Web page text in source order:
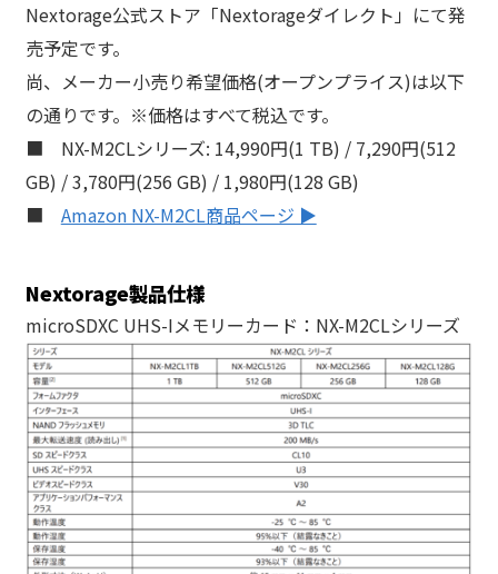
Nextorage公式ストア「Nextorageダイレクト」にて発
売予定です。
尚、メーカー小売り希望価格(オープンプライス)は以下
の通りです。※価格はすべて税込です。
■ NX-M2CLシリーズ: 14,990円(1 TB) / 7,290円(512
GB) / 3,780円(256 GB) / 1,980円(128 GB)
■ Amazon NX-M2CL商品ページ ▶
Nextorage製品仕様
microSDXC UHS-Iメモリーカード：NX-M2CLシリーズ